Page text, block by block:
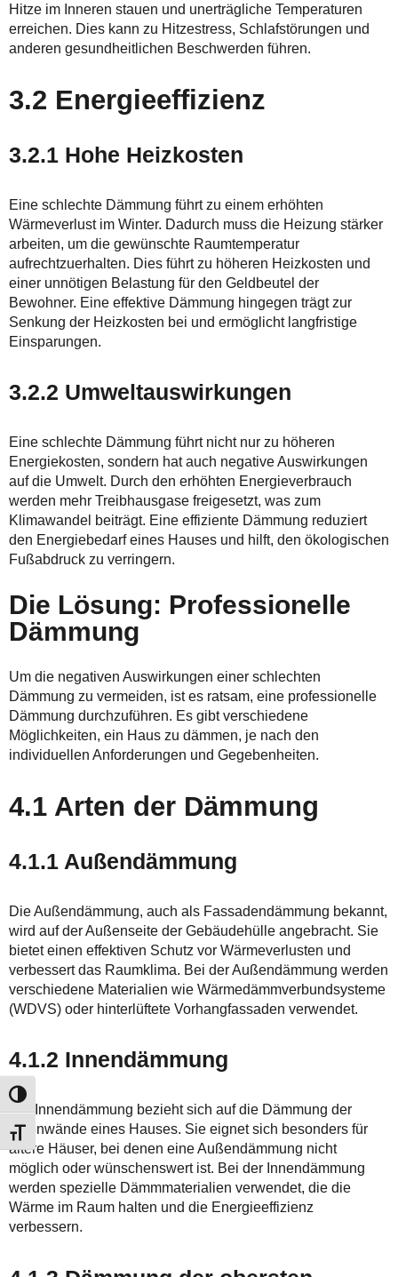
Umschalten auf hohe Kontraste
Schrift vergrößern
Hitze im Inneren stauen und unerträgliche Temperaturen
erreichen. Dies kann zu Hitzestress, Schlafstörungen und
anderen gesundheitlichen Beschwerden führen.
3.2 Energieeffizienz
3.2.1 Hohe Heizkosten
Eine schlechte Dämmung führt zu einem erhöhten
Wärmeverlust im Winter. Dadurch muss die Heizung stärker
arbeiten, um die gewünschte Raumtemperatur
aufrechtzuerhalten. Dies führt zu höheren Heizkosten und
einer unnötigen Belastung für den Geldbeutel der
Bewohner. Eine effektive Dämmung hingegen trägt zur
Senkung der Heizkosten bei und ermöglicht langfristige
Einsparungen.
3.2.2 Umweltauswirkungen
Eine schlechte Dämmung führt nicht nur zu höheren
Energiekosten, sondern hat auch negative Auswirkungen
auf die Umwelt. Durch den erhöhten Energieverbrauch
werden mehr Treibhausgase freigesetzt, was zum
Klimawandel beiträgt. Eine effiziente Dämmung reduziert
den Energiebedarf eines Hauses und hilft, den ökologischen
Fußabdruck zu verringern.
Die Lösung: Professionelle
Dämmung
Um die negativen Auswirkungen einer schlechten
Dämmung zu vermeiden, ist es ratsam, eine professionelle
Dämmung durchzuführen. Es gibt verschiedene
Möglichkeiten, ein Haus zu dämmen, je nach den
individuellen Anforderungen und Gegebenheiten.
4.1 Arten der Dämmung
4.1.1 Außendämmung
Die Außendämmung, auch als Fassadendämmung bekannt,
wird auf der Außenseite der Gebäudehülle angebracht. Sie
bietet einen effektiven Schutz vor Wärmeverlusten und
verbessert das Raumklima. Bei der Außendämmung werden
verschiedene Materialien wie Wärmedämmverbundsysteme
(WDVS) oder hinterlüftete Vorhangfassaden verwendet.
4.1.2 Innendämmung
Die Innendämmung bezieht sich auf die Dämmung der
Innenwände eines Hauses. Sie eignet sich besonders für
ältere Häuser, bei denen eine Außendämmung nicht
möglich oder wünschenswert ist. Bei der Innendämmung
werden spezielle Dämmmaterialien verwendet, die die
Wärme im Raum halten und die Energieeffizienz
verbessern.